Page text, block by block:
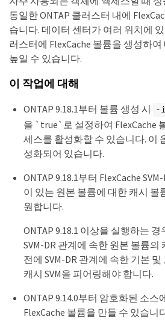
동일한 ONTAP 클러스터 내에
습니다. 데이터 센터가 여러 위치에
러스터에 FlexCache 볼륨을 생성하
높일 수 있습니다.
이 작업에 대해
ONTAP 9.18.1부터 볼륨 생성 시 -
을 `true`로 설정하여 FlexCache
세스를 활성화할 수 있습니다. 이
성화되어 있습니다.
ONTAP 9.18.1부터 FlexCache
이 있는 원본 볼륨에 대한 캐시 볼
원합니다.
ONTAP 9.18.1 이상을 실행하는
SVM-DR 관계에 속한 원본 볼륨의
전에 SVM-DR 관계에 속한 기본
캐시 SVM을 피어링해야 합니다.
ONTAP 9.14.0부터 암호화된 소
FlexCache 볼륨을 만들 수 있습니